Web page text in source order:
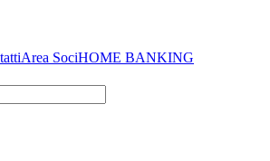
Area SociHOME BANKING